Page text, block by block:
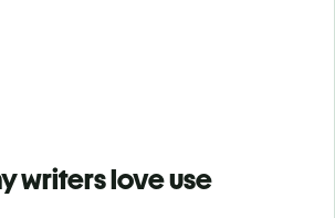
writers love use